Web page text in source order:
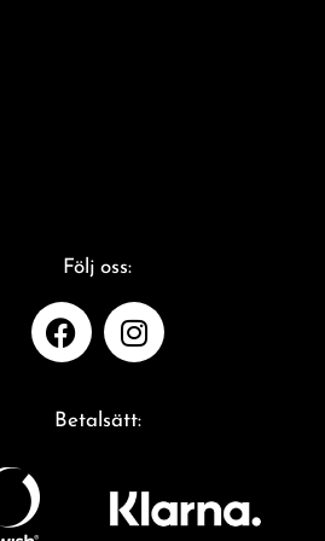
Följ oss:
Betalsätt: